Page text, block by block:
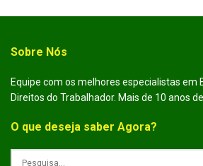
Sobre Nós
Equipe com os melhores especialistas em
Direitos do Trabalhador. Mais de 10 anos
O que deseja saber Agora?